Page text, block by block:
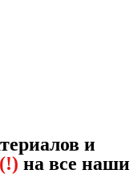
и
на все наши